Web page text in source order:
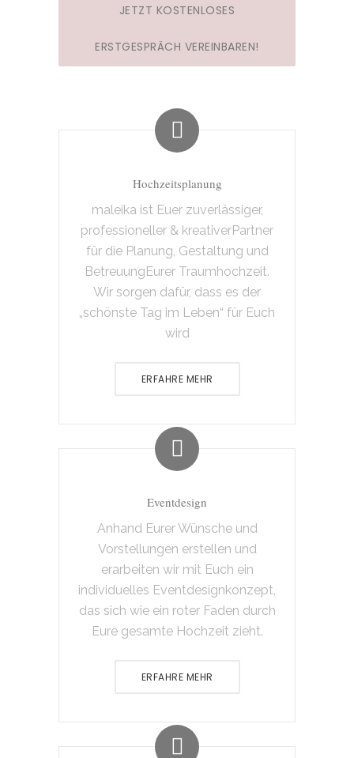
JETZT KOSTENLOSES
ERSTGESPRÄCH VEREINBAREN!
Hochzeitsplanung
maleika ist Euer zuverlässiger,
professioneller & kreativerPartner
für die Planung, Gestaltung und
BetreuungEurer Traumhochzeit.
Wir sorgen dafür, dass es der
„schönste Tag im Leben“ für Euch
wird
ERFAHRE MEHR
Eventdesign
Anhand Eurer Wünsche und
Vorstellungen erstellen und
erarbeiten wir mit Euch ein
individuelles Eventdesignkonzept,
das sich wie ein roter Faden durch
Eure gesamte Hochzeit zieht.
ERFAHRE MEHR